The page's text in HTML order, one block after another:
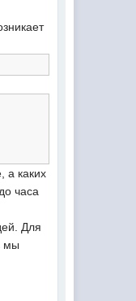
а каких
часа
Для
мы